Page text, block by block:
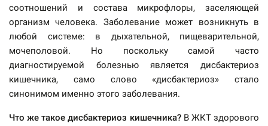
соотношений и состава микрофлоры, заселяющей
организм человека. Заболевание может возникнуть в
любой системе: в дыхательной, пищеварительной,
мочеполовой. Но поскольку самой часто
диагностируемой болезнью является дисбактериоз
кишечника, само слово «дисбактериоз» стало
синонимом именно этого заболевания.
Что же такое дисбактериоз кишечника?В ЖКТ здорового